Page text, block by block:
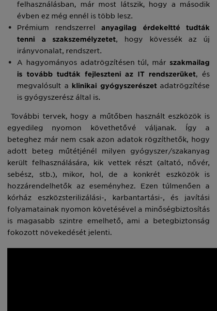
felhasználásban, már most látszik, hogy a második
évben ez még ennél is több lesz.
Prémium rendszerrelanyagilag érdekeltté tudták
tenni a szakszemélyzetet, hogy kövessék az új
irányvonalat, rendszert.
A hagyományos adatrögzítésen túl, már szakmailag
is tovább tudták fejleszteni az IT rendszerüket, és
megvalósult a klinikai gyógyszerészetadatrögzítése
is gyógyszerész által is.
További tervek, hogy a műtőben használt eszközök is
egyedileg nyomon követhetővé váljanak. Így a
beteghez már nem csak azon adatok rögzíthetők, hogy
adott beteg műtétjénél milyen gyógyszer/szakanyag
került felhasználására, kik vettek részt (altató, nővér,
sebész, stb.), mikor, hol, de a konkrét eszközök is
hozzárendelhetők az eseményhez. Ezen túlmenően a
kórház eszközsterilizálási-, karbantartási-, és javítási
folyamatainak nyomon követésével a minőségbiztosítás
is magasabb szintre emelhető, ami a betegbiztonság
fokozott növekedését jelenti.